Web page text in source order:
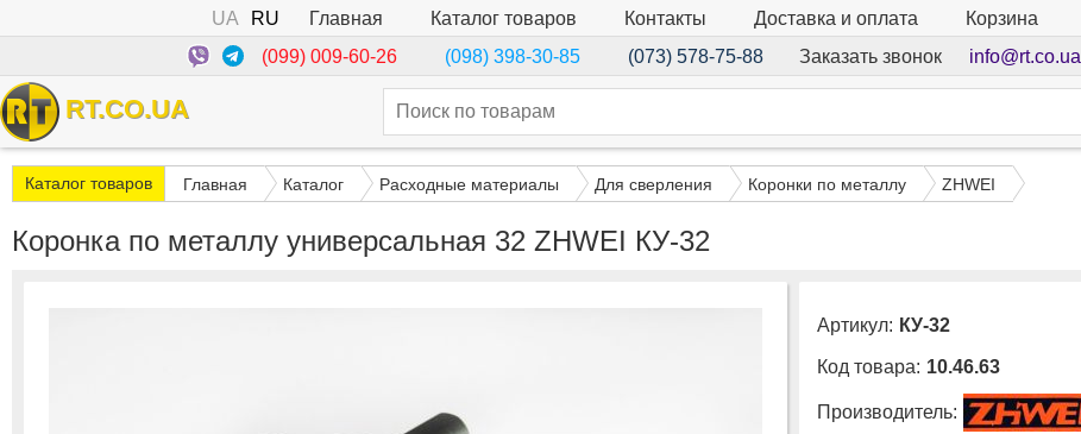
UA RU Главная Каталог товаров Контакты Доставка и оплата Корзина
(099) 009-60-26
(098) 398-30-85 (073) 578-75-88 Заказать звонок info@rt.co.ua
RT.CO.UA
Каталог товаров Главная Каталог Расходные материалы Для сверления Коронки по металлу ZHWEI
Коронка по металлу универсальная 32 ZHWEI КУ-32
Артикул: КУ-32
Код товара: 10.46.63
Производитель: